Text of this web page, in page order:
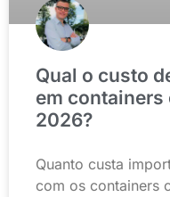
Qual o custo
em
2026?
Quanto custa
com os containers